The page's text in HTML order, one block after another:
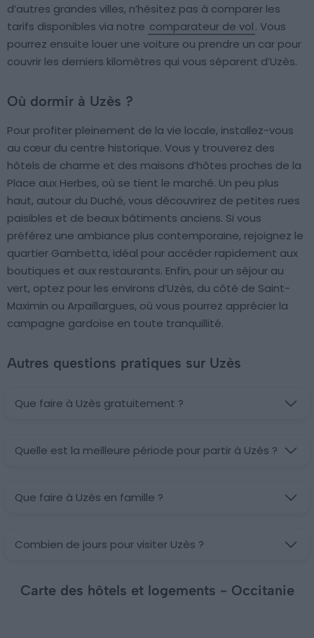
d’autres grandes villes, n’hésitez pas à comparer les
tarifs disponibles via notre comparateur de vol. Vous
pourrez ensuite louer une voiture ou prendre un car pour
couvrir les derniers kilomètres qui vous séparent d’Uzès.
Où dormir à Uzès ?
Pour profiter pleinement de la vie locale, installez-vous
au cœur du centre historique. Vous y trouverez des
hôtels de charme et des maisons d’hôtes proches de la
Place aux Herbes, où se tient le marché. Un peu plus
haut, autour du Duché, vous découvrirez de petites rues
paisibles et de beaux bâtiments anciens. Si vous
préférez une ambiance plus contemporaine, rejoignez le
quartier Gambetta, idéal pour accéder rapidement aux
boutiques et aux restaurants. Enfin, pour un séjour au
vert, optez pour les environs d’Uzès, du côté de Saint-
Maximin ou Arpaillargues, où vous pourrez apprécier la
campagne gardoise en toute tranquillité.
Autres questions pratiques sur Uzès
Que faire à Uzès gratuitement ?
Quelle est la meilleure période pour partir à Uzès ?
Que faire à Uzès en famille ?
Combien de jours pour visiter Uzès ?
Carte des hôtels et logements - Occitanie